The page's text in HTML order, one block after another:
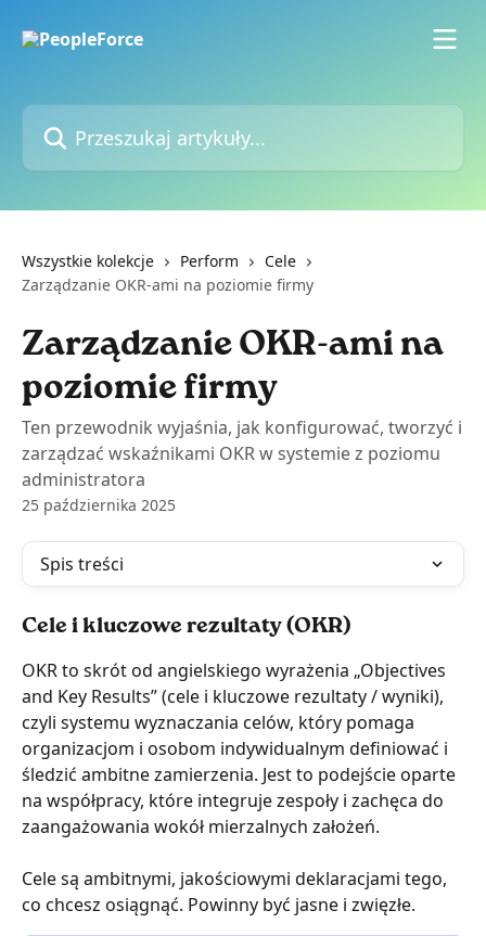
Przeszukaj artykuły...
Wszystkie kolekcje Perform
Cele
Zarządzanie OKR-ami na poziomie firmy
Zarządzanie OKR-ami na
poziomie firmy
Ten przewodnik wyjaśnia, jak konfigurować, tworzyć i
zarządzać wskaźnikami OKR w systemie z poziomu
administratora
25 października 2025
Spis treści
Cele i kluczowe rezultaty (OKR)
OKR to skrót od angielskiego wyrażenia „Objectives
and Key Results” (cele i kluczowe rezultaty / wyniki),
czyli systemu wyznaczania celów, który pomaga
organizacjom i osobom indywidualnym definiować i
śledzić ambitne zamierzenia. Jest to podejście oparte
na współpracy, które integruje zespoły i zachęca do
zaangażowania wokół mierzalnych założeń.
Cele są ambitnymi, jakościowymi deklaracjami tego,
co chcesz osiągnąć. Powinny być jasne i zwięzłe.